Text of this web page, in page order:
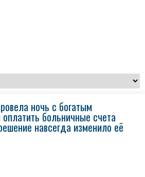
ночь с богатым
больничные счета
навсегда изменило её